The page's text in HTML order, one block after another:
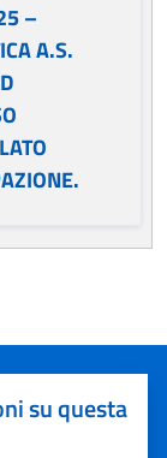
–
A.S.
su questa